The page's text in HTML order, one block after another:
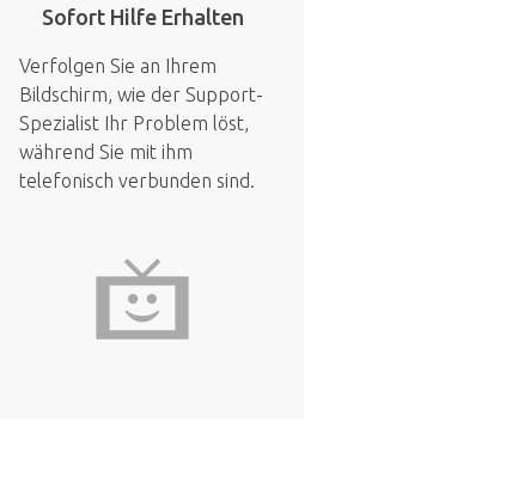
Sofort Hilfe Erhalten
Verfolgen Sie an Ihrem
Bildschirm, wie der Support-
Spezialist Ihr Problem löst,
während Sie mit ihm
telefonisch verbunden sind.